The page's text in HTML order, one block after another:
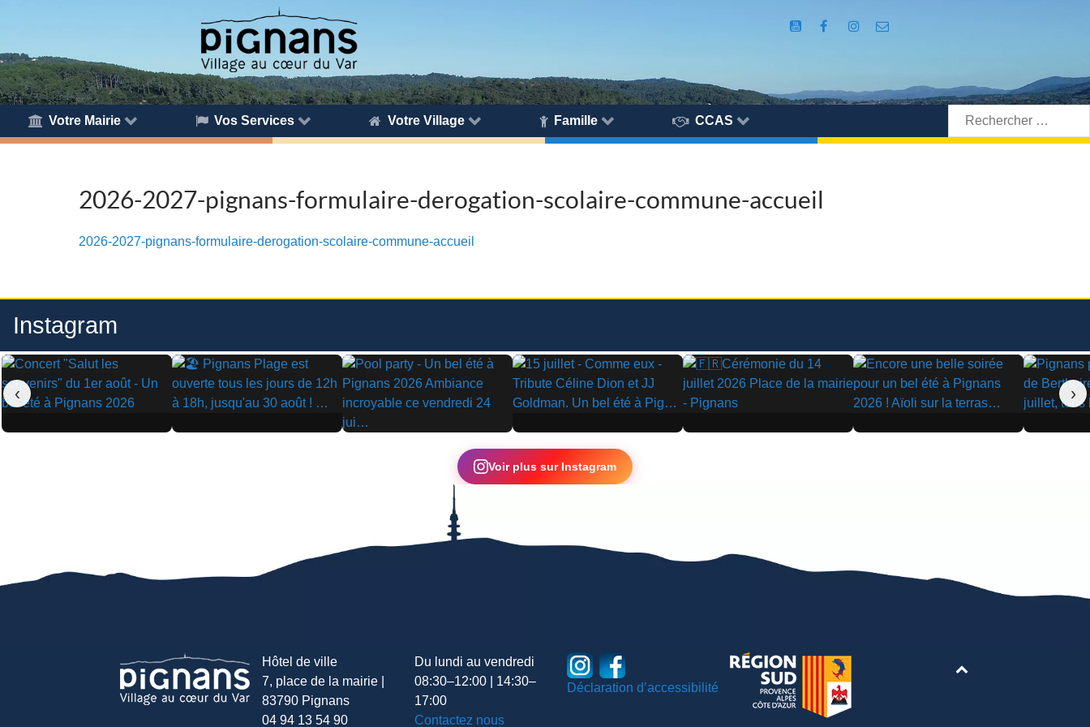
Votre Mairie Vos Services Votre Village Famille CCAS
Rechercher:
2026-2027-pignans-formulaire-derogation-scolaire-commune-accueil
2026-2027-pignans-formulaire-derogation-scolaire-commune-accueil
Instagram
▶ ▶
▶
▶ ▶ ▶ ▶
‹ ›
Voir plus sur Instagram
Hôtel de ville
7, place de la mairie |
83790 Pignans
04 94 13 54 90
Du lundi au vendredi
08:30–12:00 | 14:30–
17:00
Contactez nous
Déclaration d’accessibilité